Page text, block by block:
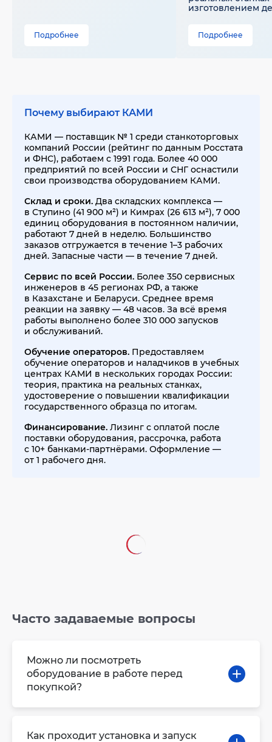
Подробнее
изготовлением
Подробнее
Почему выбирают КАМИ
КАМИ — поставщик № 1 среди станкоторговых
компаний России (рейтинг по данным Росстата
и ФНС), работаем с 1991 года. Более 40 000
предприятий по всей России и СНГ оснастили
свои производства оборудованием КАМИ.
Склад и сроки. Два складских комплекса —
в Ступино (41 900 м²) и Кимрах (26 613 м²), 7 000
единиц оборудования в постоянном наличии,
работают 7 дней в неделю. Большинство
заказов отгружается в течение 1–3 рабочих
дней. Запасные части — в течение 7 дней.
Сервис по всей России. Более 350 сервисных
инженеров в 45 регионах РФ, а также
в Казахстане и Беларуси. Среднее время
реакции на заявку — 48 часов. За всё время
работы выполнено более 310 000 запусков
и обслуживаний.
Обучение операторов. Предоставляем
обучение операторов и наладчиков в учебных
центрах КАМИ в нескольких городах России:
теория, практика на реальных станках,
удостоверение о повышении квалификации
государственного образца по итогам.
Финансирование. Лизинг с оплатой после
поставки оборудования, рассрочка, работа
с 10+ банками-партнёрами. Оформление —
от 1 рабочего дня.
Часто задаваемые вопросы
Можно ли посмотреть
оборудование в работе перед
покупкой?
Как проходит установка и запуск